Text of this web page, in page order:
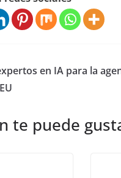
en IA para la
te puede